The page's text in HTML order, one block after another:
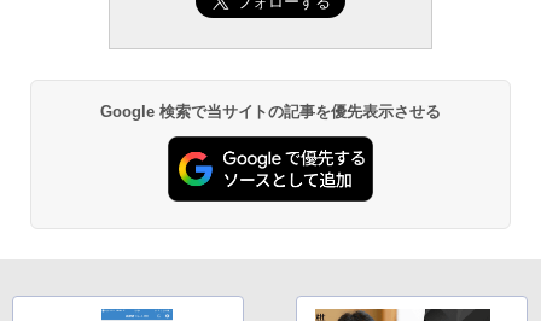
Kindle Paperwhite シグニチャーエディ
るさ自動調整、色調調節ライト、12週間
￥27,980
Amazon Kindle Paperwhite (16GB) 7イ
ンチディスプレイ、色調調節ライト、12
Google 検索で当サイトの記事を優先表示させる